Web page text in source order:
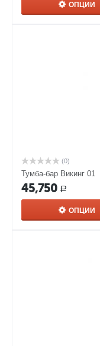
ОПЦИИ
(0)
Тумба-бар Викинг 01
45,750 Р
ОПЦИИ